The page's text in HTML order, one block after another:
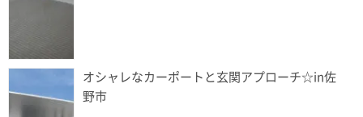
オシャレなカーポートと玄関アプローチ☆in佐
野市